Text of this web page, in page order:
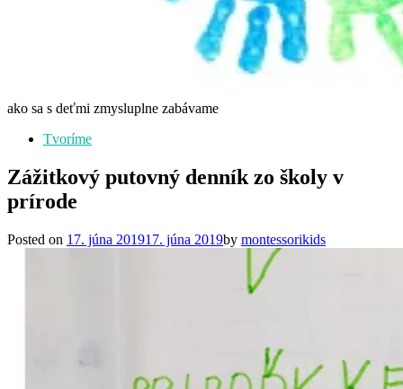
ako sa s deťmi zmysluplne zabávame
Tvoríme
Zážitkový putovný denník zo školy v
prírode
Posted on 17. júna 201917. júna 2019by montessorikids